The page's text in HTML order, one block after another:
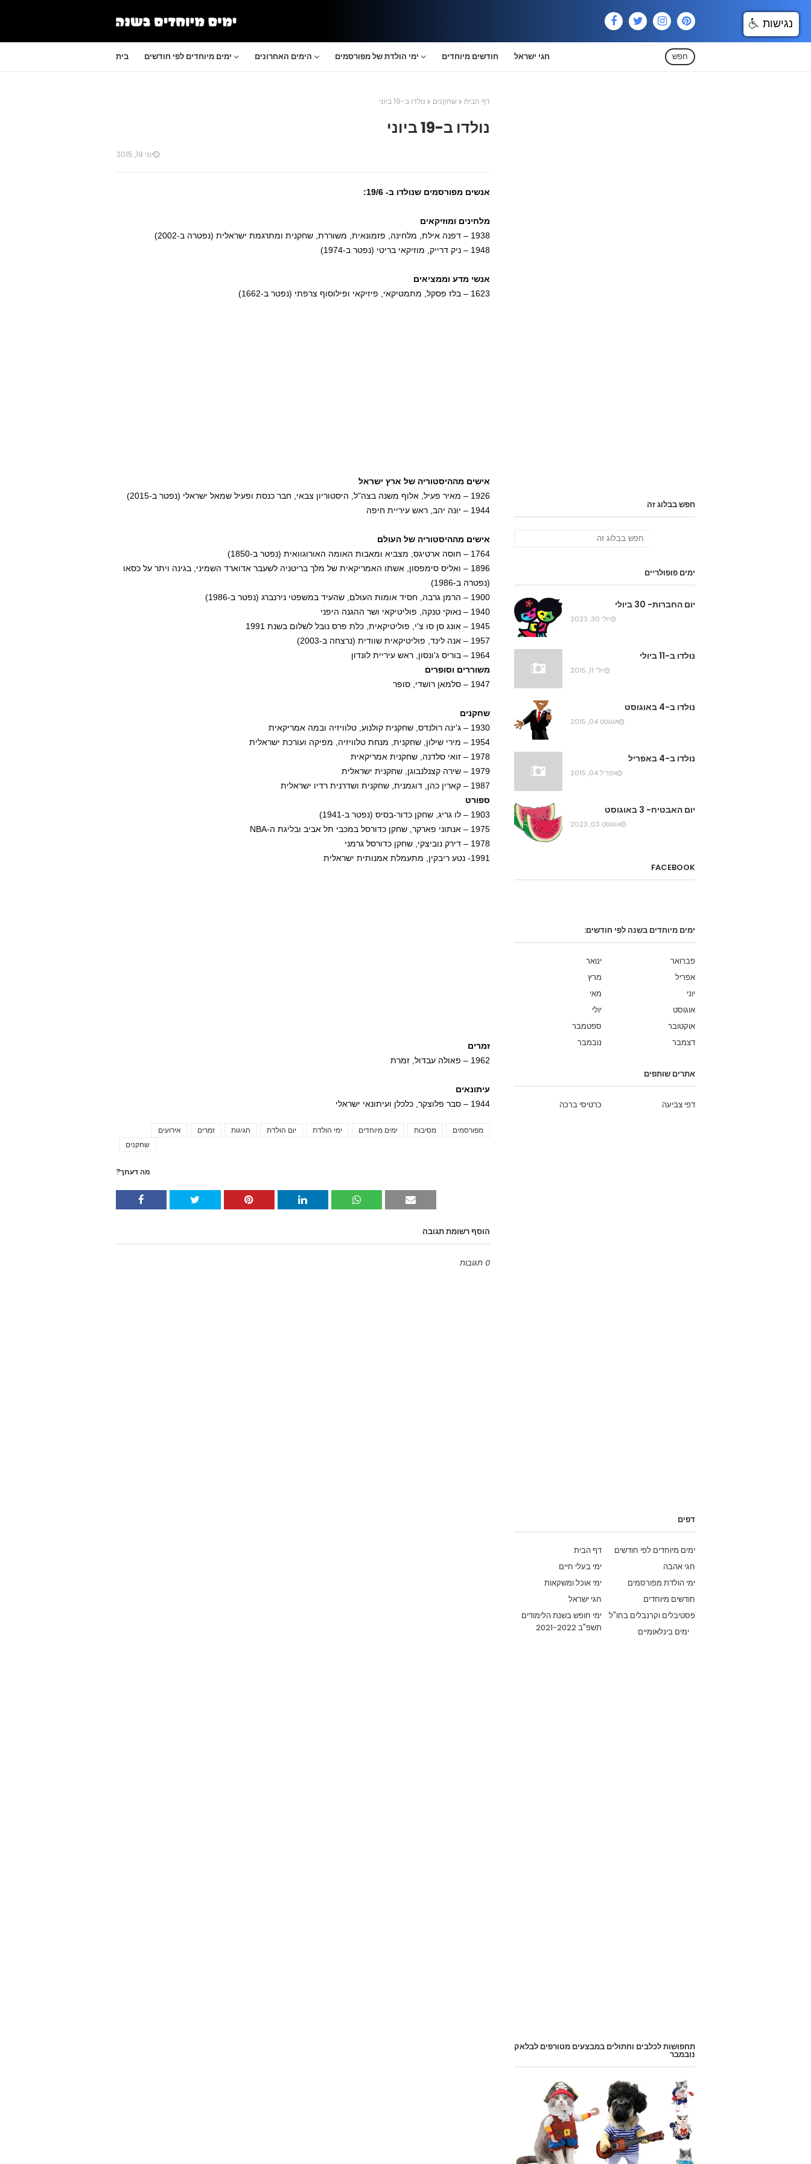
בית ימים מיוחדים לפי חודשים הימים האחרונים ימי הולדת של מפורסמים חודשים מיוחדים חגי ישראל חפש
דף הבית שחקנים נולדו ב-19 ביוני
נולדו ב-19 ביוני
יוני 19, 2015
אנשים מפורסמים שנולדו ב- 19/6:
מלחינים ומוזיקאים
1938 – דפנה אילת, מלחינה, פזמונאית, משוררת, שחקנית ומתרגמת ישראלית (נפטרה ב-2002)
1948 – ניק דרייק, מוזיקאי בריטי (נפטר ב-1974)
אנשי מדע וממציאים
1623 – בלז פסקל, מתמטיקאי, פיזיקאי ופילוסוף צרפתי (נפטר ב-1662)
אישים מההיסטוריה של ארץ ישראל
1926 – מאיר פעיל, אלוף משנה בצה"ל, היסטוריון צבאי, חבר כנסת ופעיל שמאל ישראלי (נפטר ב-2015)
1944 – יונה יהב, ראש עיריית חיפה
אישים מההיסטוריה של העולם
1764 – חוסה ארטיגס, מצביא ומאבות האומה האורוגוואית (נפטר ב-1850)
1896 – ואליס סימפסון, אשתו האמריקאית של מלך בריטניה לשעבר אדוארד השמיני, בגינה ויתר על כסאו
(נפטרה ב-1986)
1900 – הרמן גרבה, חסיד אומות העולם, שהעיד במשפטי נירנברג (נפטר ב-1986)
1940 – נאוקי טנקה, פוליטיקאי ושר ההגנה היפני
1945 – אונג סן סו צ'י, פוליטיקאית, כלת פרס נובל לשלום בשנת 1991
1957 – אנה לינד, פוליטיקאית שוודית (נרצחה ב-2003)
1964 – בוריס ג'ונסון, ראש עיריית לונדון
משוררים וסופרים
1947 – סלמאן רושדי, סופר
שחקנים
1930 – ג'ינה רולנדס, שחקנית קולנוע, טלוויזיה ובמה אמריקאית
1954 – מירי שילון, שחקנית, מנחת טלוויזיה, מפיקה ועורכת ישראלית
1978 – זואי סלדנה, שחקנית אמריקאית
1979 – שירה קצנלנבוגן, שחקנית ישראלית
1987 – קארין כהן, דוגמנית, שחקנית ושדרנית רדיו ישראלית
ספורט
1903 – לו גריג, שחקן כדור-בסיס (נפטר ב-1941)
1975 – אנתוני פארקר, שחקן כדורסל במכבי תל אביב ובליגת ה-NBA
1978 – דירק נוביצקי, שחקן כדורסל גרמני
1991- נטע ריבקין, מתעמלת אמנותית ישראלית
זמרים
1962 – פאולה עבדול, זמרת
עיתונאים
1944 – סבר פלוצקר, כלכלן ועיתונאי ישראלי
אירועים זמרים חגיגות יום הולדת ימי הולדת ימים מיוחדים מסיבות
מפורסמים
שחקנים
מה דעתך?
הוסף רשומת תגובה
0 תגובות
חפש בבלוג זה
ימים פופולריים
יום החברות- 30 ביולי
יולי 30, 2023
נולדו ב-11 ביולי
יולי 11, 2015
נולדו ב-4 באוגוסט
אוגוסט 04, 2015
נולדו ב-4 באפריל
אפריל 04, 2015
יום האבטיח- 3 באוגוסט
אוגוסט 03, 2023
FACEBOOK
ימים מיוחדים בשנה לפי חודשים:
ינואר
פברואר
מרץ
אפריל
מאי
יוני
יולי
אוגוסט
ספטמבר
אוקטובר
נובמבר
דצמבר
אתרים שותפים
כרטיסי ברכה דפי צביעה
דפים
דף הבית
ימים מיוחדים לפי חודשים
ימי בעלי חיים
חגי אהבה
ימי אוכל ומשקאות
ימי הולדת מפורסמים
חגי ישראל
חודשים מיוחדים
ימי חופש בשנת הלימודים
תשפ"ב 2021-2022
פסטיבלים וקרנבלים בחו"ל
ימים בינלאומיים
תחפושות לכלבים וחתולים במבצעים מטורפים לבלאק
נובמבר
נגישות